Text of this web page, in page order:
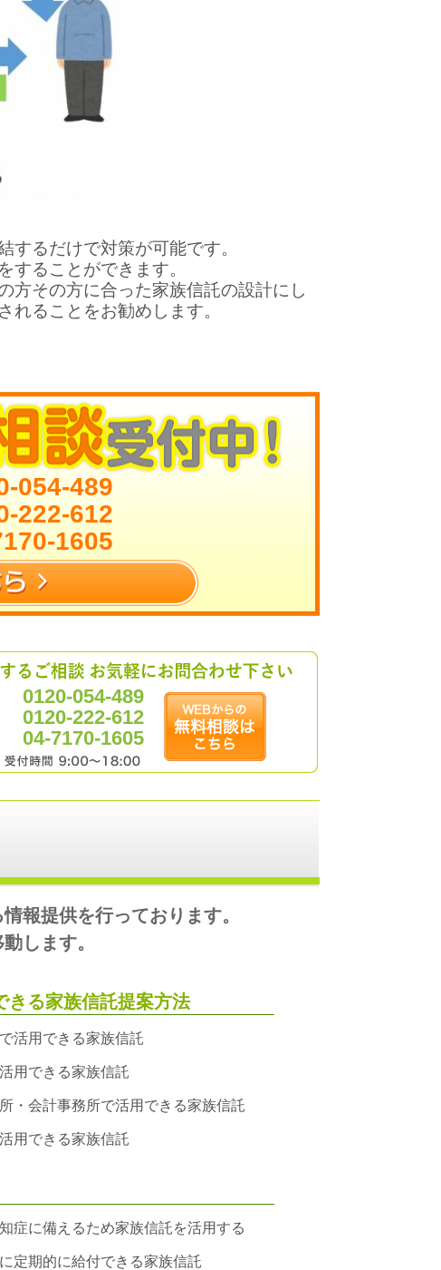
るだけで対策が可能です。
ることができます。
方その方に合った家族信託の設計にし
ることをお勧めします。
054-489
222-612
1605
0120-054-489
0120-222-612
04-7170-1605
報提供を行っております。
します。
きる家族信託提案方法
活用できる家族信託
用できる家族信託
・会計事務所で活用できる家族信託
用できる家族信託
症に備えるため家族信託を活用する
定期的に給付できる家族信託